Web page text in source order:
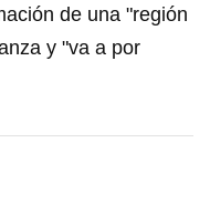
de una "región
y "va a por